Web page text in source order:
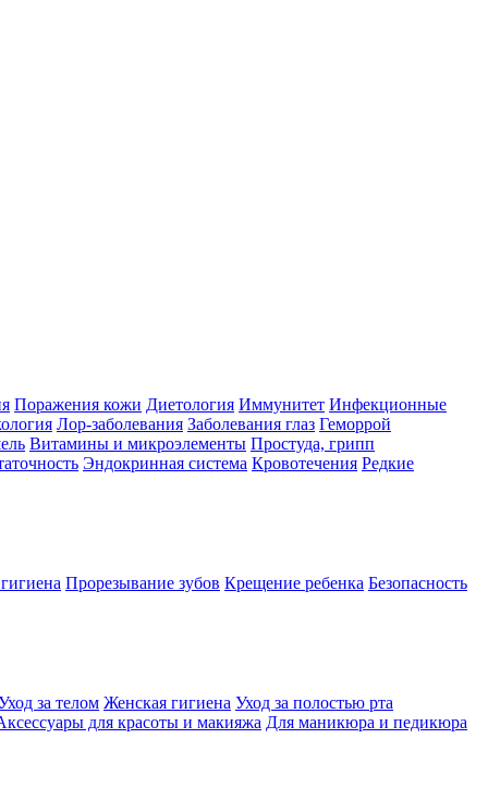
Поражения кожи Диетология Иммунитет Инфекционные
Лор-заболевания Заболевания глаз Геморрой
Витамины и микроэлементы Простуда, грипп
Эндокринная система Кровотечения Редкие
Прорезывание зубов Крещение ребенка Безопасность
за телом Женская гигиена Уход за полостью рта
для красоты и макияжа Для маникюра и педикюра